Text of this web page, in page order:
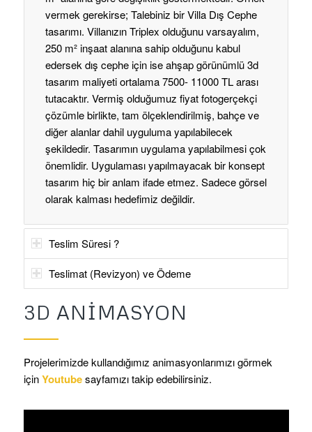
vermek gerekirse; Talebiniz bir Villa Dış Cephe
tasarımı. Villanızın Triplex olduğunu varsayalım,
250 m² inşaat alanına sahip olduğunu kabul
edersek dış cephe için ise ahşap görünümlü 3d
tasarım maliyeti ortalama 7500- 11000 TL arası
tutacaktır. Vermiş olduğumuz fiyat fotogerçekçi
çözümle birlikte, tam ölçeklendirilmiş, bahçe ve
diğer alanlar dahil uyguluma yapılabilecek
şekildedir. Tasarımın uygulama yapılabilmesi çok
önemlidir. Uygulaması yapılmayacak bir konsept
tasarım hiç bir anlam ifade etmez. Sadece görsel
olarak kalması hedefimiz değildir.
Teslim Süresi ?
Teslimat (Revizyon) ve Ödeme
3D ANIMASYON
Projelerimizde kullandığımız animasyonlarımızı görmek
içinYoutubesayfamızı takip edebilirsiniz.